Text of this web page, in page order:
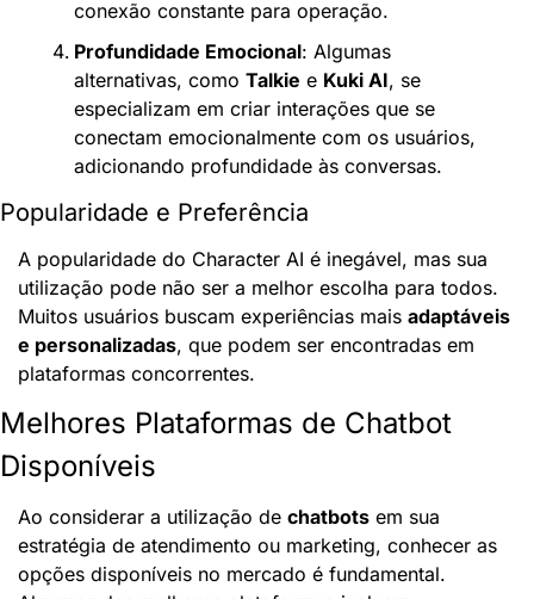
conexão constante para operação.
Profundidade Emocional: Algumas
alternativas, como Talkie e Kuki AI, se
especializam em criar interações que se
conectam emocionalmente com os usuários,
adicionando profundidade às conversas.
Popularidade e Preferência
A popularidade do Character AI é inegável, mas sua
utilização pode não ser a melhor escolha para todos.
Muitos usuários buscam experiências mais adaptáveis
e personalizadas, que podem ser encontradas em
plataformas concorrentes.
Melhores Plataformas de Chatbot
Disponíveis
Ao considerar a utilização de chatbots em sua
estratégia de atendimento ou marketing, conhecer as
opções disponíveis no mercado é fundamental.